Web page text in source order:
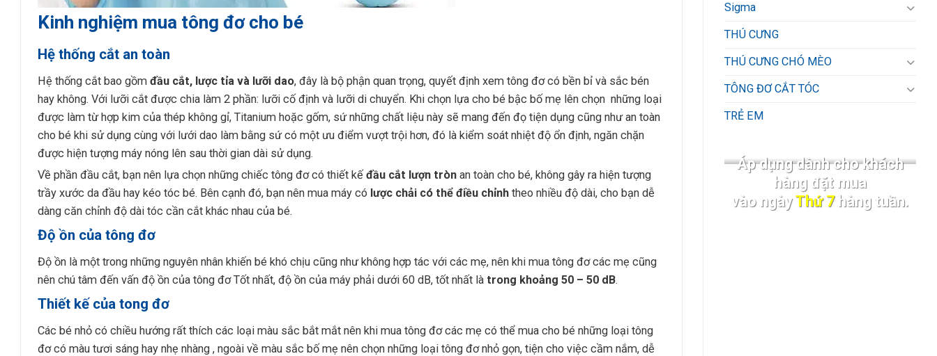
Kinh nghiệm mua tông đơ cho bé
Hệ thống cắt an toàn
Hệ thống cắt bao gồmđầu cắt, lược tỉa và lưỡi dao, đây là bộ phận quan trọng, quyết định xem tông đơ có bền bỉ và sắc bén
hay không. Với lưỡi cắt được chia làm 2 phần: lưỡi cố định và lưỡi di chuyển. Khi chọn lựa cho bé bậc bố mẹ lên chọn những loại
được làm từ hợp kim của thép không gỉ, Titanium hoặc gốm, sứ những chất liệu này sẽ mang đến đọ tiện dụng cũng như an toàn
cho bé khi sử dụng cùng với lưới dao làm bằng sứ có một ưu điểm vượt trội hơn, đó là kiểm soát nhiệt độ ổn định, ngăn chặn
được hiện tượng máy nóng lên sau thời gian dài sử dụng.
Về phần đầu cắt, bạn nên lựa chọn những chiếc tông đơ có thiết kếđầu cắt lượn tròn an toàn cho bé, không gây ra hiện tượng
trầy xước da đầu hay kéo tóc bé. Bên cạnh đó, bạn nên mua máy có lược chải có thể điều chỉnh theo nhiều độ dài, cho bạn dễ
dàng căn chỉnh độ dài tóc cần cắt khác nhau của bé.
Độ ồn của tông đơ
Độ ồn là một trong những nguyên nhân khiến bé khó chịu cũng như không hợp tác với các mẹ, nên khi mua tông đơ các mẹ cũng
nên chú tâm đến vấn độ ồn của tông đơ Tốt nhất, độ ồn của máy phải dưới 60 dB, tốt nhất là trong khoảng 50 – 50 dB.
Thiết kế của tong đơ
Các bé nhỏ có chiều hướng rất thích các loại màu sắc bắt mắt nên khi mua tông đơ các mẹ có thể mua cho bé những loại tông
đơ có màu tươi sáng hay nhẹ nhàng , ngoài về màu sắc bố mẹ nên chọn những loại tông đơ nhỏ gọn, tiện cho việc cầm nắm, dễ
Sigma
THÚ CƯNG
THÚ CƯNG CHÓ MÈO
TÔNG ĐƠ CẮT TÓC
TRẺ EM
Áp dụng dành cho khách
hàng đặt mua
vào ngàyThứ 7hàng tuần.